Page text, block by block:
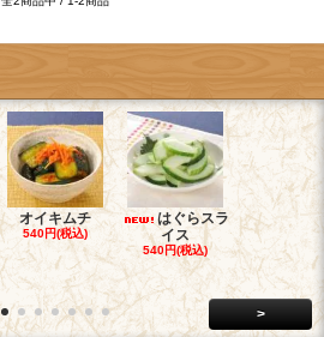
オイキムチ
540円(税込)
はぐらスラ
イス
540円(税込)
割干しキ
SOLD
>